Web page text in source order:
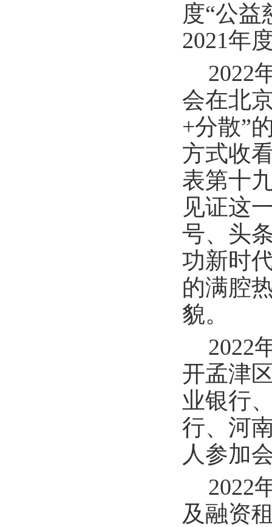
度“公益
2021年
2022
会在北
+分散”
方式收
表第十
见证这
号、头
功新时
的满腔
貌。
2022
开孟津
业银行
行、河
人参加
2022
及融资